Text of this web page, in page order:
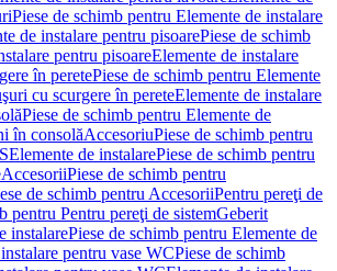
Piese de schimb pentru Elemente de instalare
de instalare pentru pisoarePiese de schimb
pentru pisoareElemente de instalare
în peretePiese de schimb pentru Elemente
cu scurgere în pereteElemente de instalare
Piese de schimb pentru Elemente de
în consolăAccesoriuPiese de schimb pentru
Elemente de instalarePiese de schimb pentru
AccesoriiPiese de schimb pentru
de schimb pentru AccesoriiPentru pereţi de
pentru Pentru pereţi de sistemGeberit
instalarePiese de schimb pentru Elemente de
pentru vase WCPiese de schimb